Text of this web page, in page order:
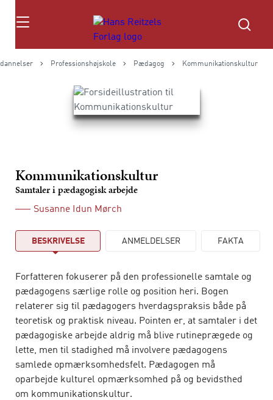
Søg
Professionshøjskole Pædagog Kommunikationskultur
Kommunikationskultur
Samtaler i pædagogisk arbejde
Susanne Idun Mørch
BESKRIVELSE ANMELDELSER FAKTA
Forfatteren fokuserer på den professionelle samtale og
pædagogens særlige rolle og position heri. Bogen
relaterer sig til pædagogers hverdagspraksis både på
teoretisk og praktisk niveau. Pointen er, at samtaler i det
pædagogiske arbejde aldrig må blive rutineprægede og
lette, men til stadighed må involvere pædagogens
samlede opmærksomhedsfelt. Pædagogen må
oparbejde kulturel opmærksomhed på og bevidsthed
om kommunikationskultur.